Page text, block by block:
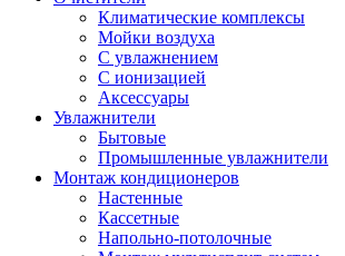
Климатические комплексы
Мойки воздуха
С увлажнением
С ионизацией
Аксеcсуары
Увлажнители
Бытовые
Промышленные увлажнители
Монтаж кондиционеров
Настенные
Кассетные
Напольно-потолочные